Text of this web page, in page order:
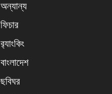
অন্যান্য
ফিচার
র‍্যাংকিং
বাংলাদেশ
ছবিঘর